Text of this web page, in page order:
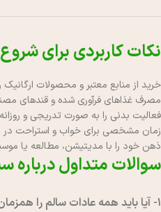
نکات کاربردی برای
خرید از منابع معتبر و محصولات
مصرف غذاهای فرآوری شده و قندهای
فعالیت بدنی را به صورت تدریجی و روزانه
زمان مشخصی برای خواب و استراحت در
ذهن خود را با مدیتیشن، مطالعه یا
سوالات متداول درباره
1- آیا باید همه عادات سالم را همزمان شروع کنم؟